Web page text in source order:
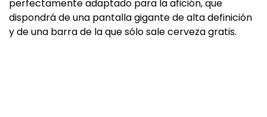
perfectamente adaptado para la afición, que
dispondrá de una pantalla gigante de alta definición
y de una barra de la que sólo sale cerveza gratis.